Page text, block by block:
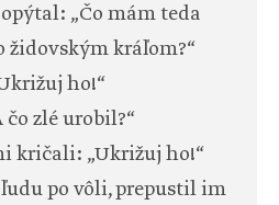
„Čo mám teda
židovským kráľom?“
ho!“
zlé urobil?“
kričali: „Ukrižuj ho!“
po vôli, prepustil im